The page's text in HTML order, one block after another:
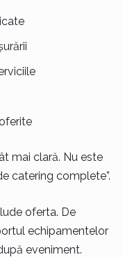
mai clară. Nu este
catering complete”.
oferta. De
echipamentelor
eveniment.